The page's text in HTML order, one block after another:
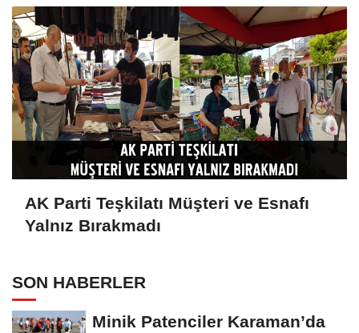
AK Parti Teşkilatı Müşteri ve Esnafı
Yalnız Bırakmadı
SON HABERLER
Minik Patenciler Karaman’da